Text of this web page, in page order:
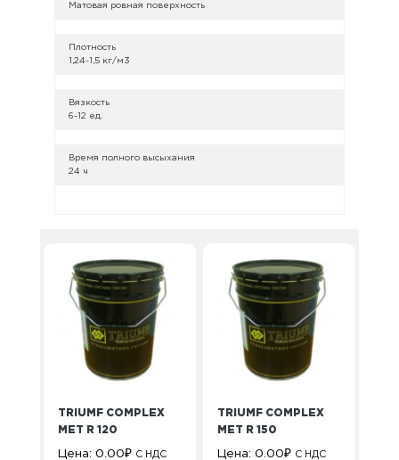
Матовая ровная поверхность
Плотность
1,24-1,5 кг/м3
Вязкость
6-12 ед.
Время полного высыхания
24 ч
TRIUMF COMPLEX
MET R 120
Цена: 0.00₽ С НДС
TRIUMF COMPLEX
MET R 150
Цена: 0.00₽ С НДС